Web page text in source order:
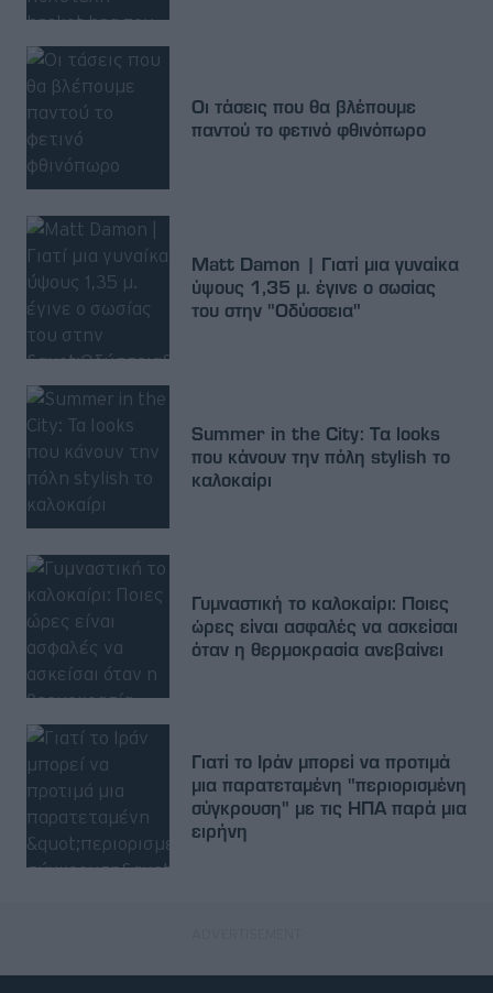
Οι τάσεις που θα βλέπουμε
παντού το φετινό φθινόπωρο
Matt Damon | Γιατί μια γυναίκα
ύψους 1,35 μ. έγινε ο σωσίας
του στην "Οδύσσεια"
Summer in the City: Τα looks
που κάνουν την πόλη stylish το
καλοκαίρι
Γυμναστική το καλοκαίρι: Ποιες
ώρες είναι ασφαλές να ασκείσαι
όταν η θερμοκρασία ανεβαίνει
Γιατί το Ιράν μπορεί να προτιμά
μια παρατεταμένη "περιορισμένη
σύγκρουση" με τις ΗΠΑ παρά μια
ειρήνη